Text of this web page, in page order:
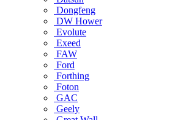
Dongfeng
DW Hower
Evolute
Exeed
FAW
Ford
Forthing
Foton
GAC
Geely